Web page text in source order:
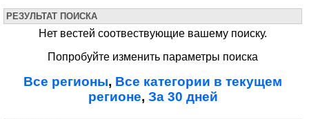
РЕЗУЛЬТАТ ПОИСКА
Нет вестей соотвествующие вашему поиску.
Попробуйте изменить параметры поиска
Все регионы, Все категории в текущем
регионе, За 30 дней